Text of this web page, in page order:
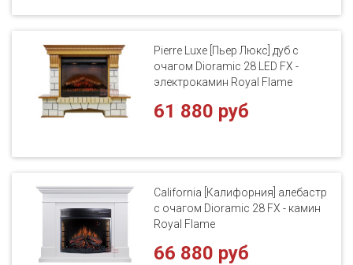
Pierre Luxe [Пьер Люкс] дуб с
очагом Dioramic 28 LED FX -
электрокамин Royal Flame
61 880 руб
California [Калифорния] алебастр
с очагом Dioramic 28 FX - камин
Royal Flame
66 880 руб